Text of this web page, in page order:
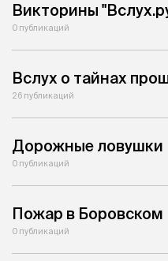
Викторины
0 публикаций
Вслух о тайнах
26 публикаций
Дорожные ловушки
0 публикаций
Пожар в Боровском
0 публикаций